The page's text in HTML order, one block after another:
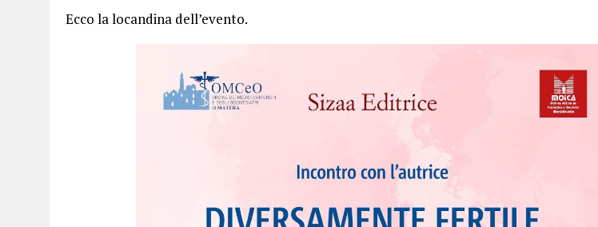
Ecco la locandina dell’evento.